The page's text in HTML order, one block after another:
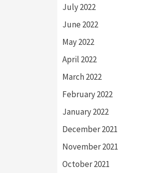
July 2022
June 2022
May 2022
April 2022
March 2022
February 2022
January 2022
December 2021
November 2021
October 2021